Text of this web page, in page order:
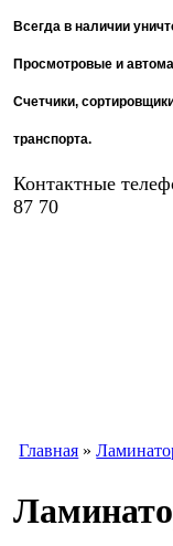
Всегда в наличии
Просмотровые и
Счетчики,
транспорта.
Контактные
87 70
Главная »